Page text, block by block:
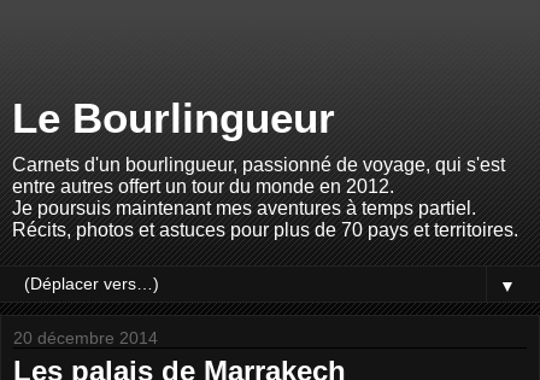
Le Bourlingueur
Carnets d'un bourlingueur, passionné de voyage, qui s'est
entre autres offert un tour du monde en 2012.
Je poursuis maintenant mes aventures à temps partiel.
Récits, photos et astuces pour plus de 70 pays et territoires.
▼
20 décembre 2014
Les palais de Marrakech